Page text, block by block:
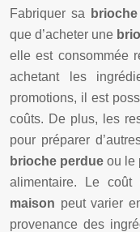
Fabriquer sa
que d’acheter une
elle est consommée
achetant les
promotions, il est
coûts. De plus, les
pour préparer
brioche perdueou le
alimentaire. Le
maison peut varier
provenance des